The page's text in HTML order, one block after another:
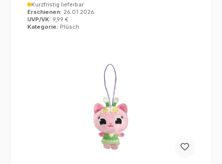
Kurzfristig lieferbar
Erschienen: 26.01.2026
UVP/VK: 9,99 €
Kategorie: Plüsch